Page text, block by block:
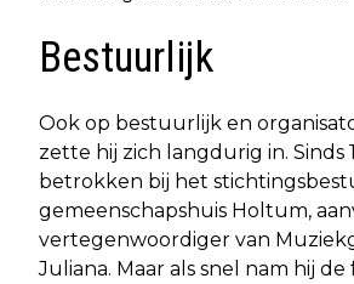
Bestuurlijk
Ook op bestuurlijk en
zette hij zich langdurig in. Sinds
betrokken bij het
gemeenschapshuis Holtum,
vertegenwoordiger van
Juliana. Maar als snel nam hij